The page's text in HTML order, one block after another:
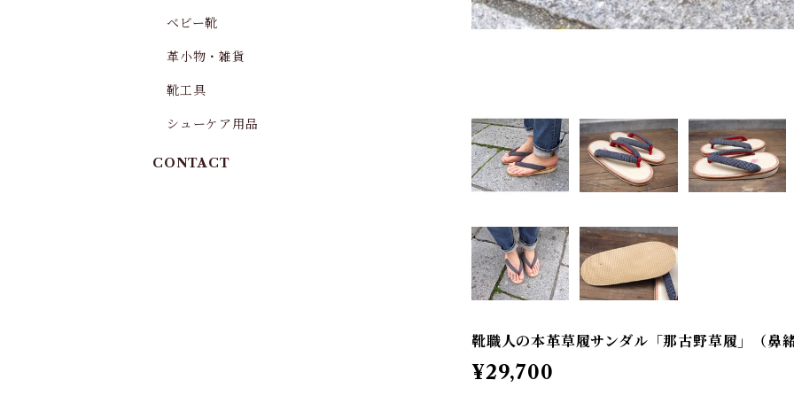
靴職人の本革草履サンダル「那古野草履」（鼻
¥29,700
ベビー靴
革小物・雑貨
靴工具
シューケア用品
CONTACT